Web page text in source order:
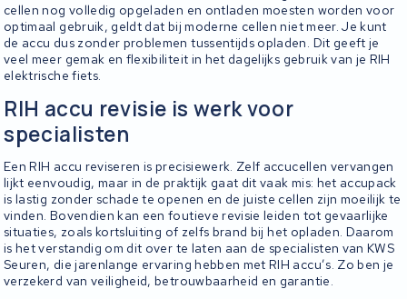
cellen nog volledig opgeladen en ontladen moesten worden voor
optimaal gebruik, geldt dat bij moderne cellen niet meer. Je kunt
de accu dus zonder problemen tussentijds opladen. Dit geeft je
veel meer gemak en flexibiliteit in het dagelijks gebruik van je RIH
elektrische fiets.
RIH accu revisie is werk voor
specialisten
Een RIH accu reviseren is precisiewerk. Zelf accucellen vervangen
lijkt eenvoudig, maar in de praktijk gaat dit vaak mis: het accupack
is lastig zonder schade te openen en de juiste cellen zijn moeilijk te
vinden. Bovendien kan een foutieve revisie leiden tot gevaarlijke
situaties, zoals kortsluiting of zelfs brand bij het opladen. Daarom
is het verstandig om dit over te laten aan de specialisten van KWS
Seuren, die jarenlange ervaring hebben met RIH accu’s. Zo ben je
verzekerd van veiligheid, betrouwbaarheid en garantie.